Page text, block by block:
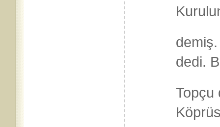
demiş.
dedi.
Topçu